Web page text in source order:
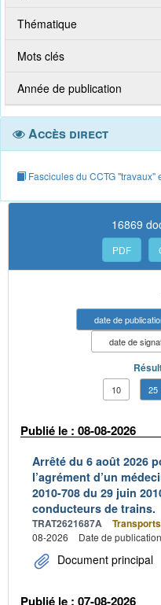
Thématique
Mots clés
Année de publication
Accès direct
Fascicules du CCTG "travaux"
16869
PDF
date de
date de
10 25
Publié le : 08-08-2026
Arrêté du 6 août 2026
l’agrément d’un
2010-708 du 29 juin
conducteurs de trains.
TRAT2621687A Transports
08-2026
Date de
Document principal
Publié le : 07-08-2026